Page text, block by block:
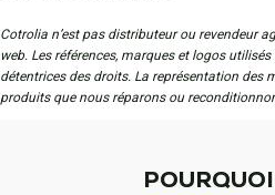
Cotrolia n’est pas distributeur ou revendeur
web. Les références, marques et logos
détentrices des droits. La représentation des
produits que nous réparons ou